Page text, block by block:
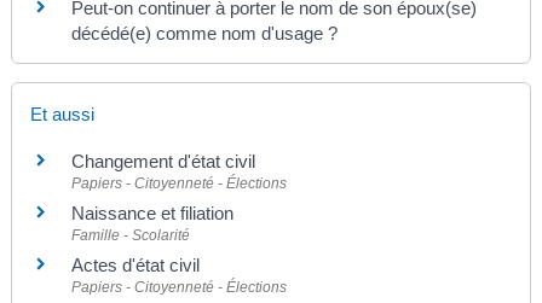
Peut-on continuer à porter le nom de son époux(se)
décédé(e) comme nom d'usage ?
Et aussi
Changement d'état civil
Papiers - Citoyenneté - Élections
Naissance et filiation
Famille - Scolarité
Actes d'état civil
Papiers - Citoyenneté - Élections